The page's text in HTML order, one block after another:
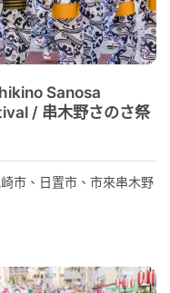
Sanosa
/ 串木野さのさ祭
市、日置市、市來串木野